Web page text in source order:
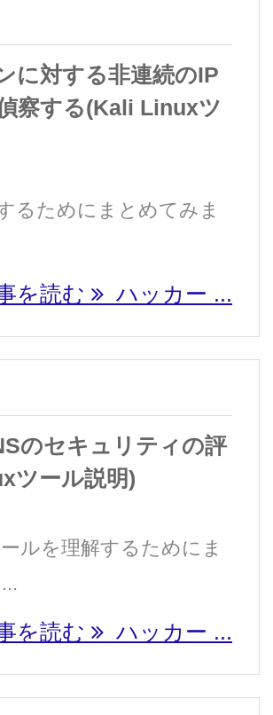
に対する非連続のIP
察する(Kali Linuxツ
るためにまとめてみま
を読む ハッカー ...
のセキュリティの評
ツール説明)
ルを理解するためにま
を読む ハッカー ...